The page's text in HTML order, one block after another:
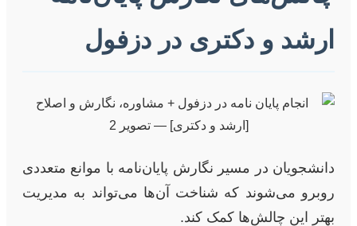
ارشد و دکتری در دزفول
دانشجویان در مسیر نگارش پایان‌نامه با موانع متعددی
روبرو می‌شوند که شناخت آن‌ها می‌تواند به مدیریت
بهتر این چالش‌ها کمک کند.